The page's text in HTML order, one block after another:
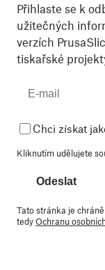
Přihlaste se k
užitečných
verzích
tiskařské
Chci získat
Kliknutím udělujete
Odeslat
Tato stránka je
tedyOchranu